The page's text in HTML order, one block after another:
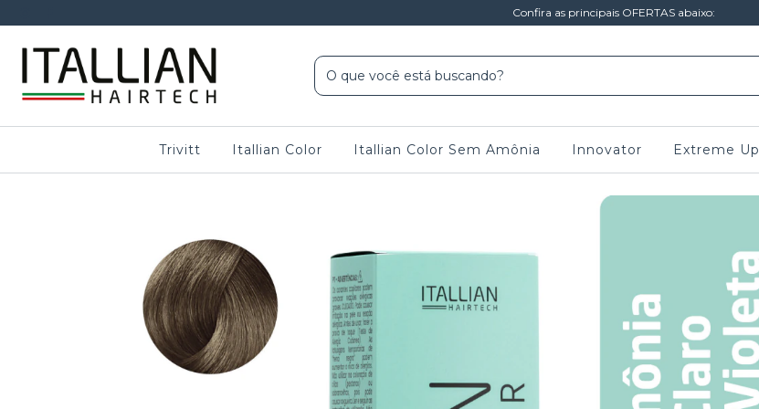
Confira as principais OFERTAS abaixo:
Trivitt Itallian Color Itallian Color Sem Amônia Innovator Extreme Up